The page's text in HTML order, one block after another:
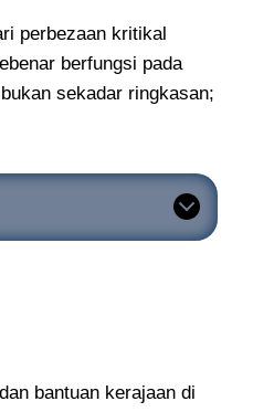
perbezaan kritikal
berfungsi pada
sekadar ringkasan;
bantuan kerajaan di